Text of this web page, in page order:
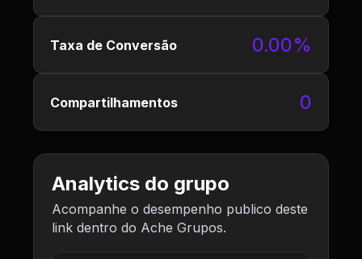
Taxa de Conversão 0.00%
Compartilhamentos 0
Analytics do grupo
Acompanhe o desempenho publico deste
link dentro do Ache Grupos.